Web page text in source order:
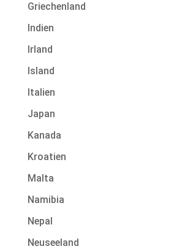
Griechenland
Indien
Irland
Island
Italien
Japan
Kanada
Kroatien
Malta
Namibia
Nepal
Neuseeland